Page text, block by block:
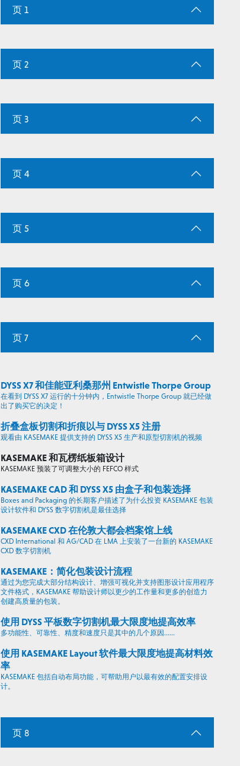
页 1
页 2
页 3
页 4
页 5
页 6
页 7
DYSS X7 和佳能亚利桑那州 Entwistle Thorpe Group
在看到 DYSS X7 运行的十分钟内，Entwistle Thorpe Group 就已经做
出了购买它的决定！
折叠盒板切割和折痕以与 DYSS X5 注册
观看由 KASEMAKE 提供支持的 DYSS X5 生产和原型切割机的视频
KASEMAKE 和瓦楞纸板箱设计
KASEMAKE 预装了可调整大小的 FEFCO 样式
KASEMAKE CAD 和 DYSS X5 由盒子和包装选择
Boxes and Packaging 的长期客户描述了为什么投资 KASEMAKE 包装
设计软件和 DYSS 数字切割机是最佳选择
KASEMAKE CXD 在伦敦大都会档案馆上线
CXD International 和 AG/CAD 在 LMA 上安装了一台新的 KASEMAKE
CXD 数字切割机
KASEMAKE：简化包装设计流程
通过为您完成大部分结构设计、增强可视化并支持图形设计应用程序
文件格式，KASEMAKE 帮助设计师以更少的工作量和更多的创造力
创建高质量的包装。
使用 DYSS 平板数字切割机最大限度地提高效率
多功能性、可靠性、精度和速度只是其中的几个原因......
使用 KASEMAKE Layout 软件最大限度地提高材料效
率
KASEMAKE 包括自动布局功能，可帮助用户以最有效的配置安排设
计。
页 8